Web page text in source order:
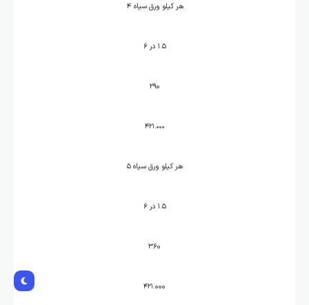
هر کیلو ورق سیاه ۴
۱.۵ در ۶
۲۹۰
۴۲۱.۰۰۰
هر کیلو ورق سیاه ۵
۱.۵ در ۶
۳۶۰
۴۲۱.۰۰۰